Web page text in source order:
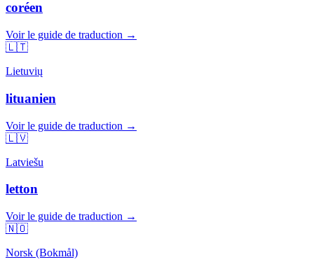
coréen
Voir le guide de traduction →
🇱🇹
Lietuvių
lituanien
Voir le guide de traduction →
🇱🇻
Latviešu
letton
Voir le guide de traduction →
🇳🇴
Norsk (Bokmål)